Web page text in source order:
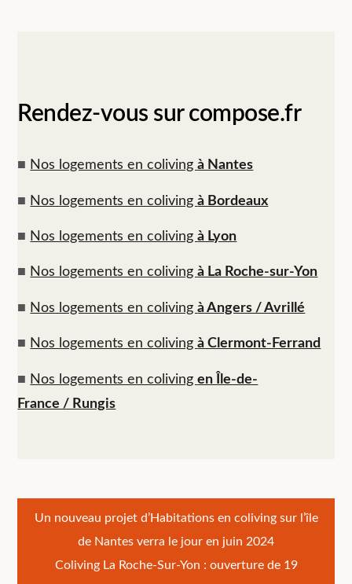
Rendez-vous sur compose.fr
■ Nos logements en colivingà Nantes
■ Nos logements en colivingà Bordeaux
■ Nos logements en colivingà Lyon
■ Nos logements en colivingà La Roche-sur-Yon
■ Nos logements en colivingà Angers / Avrillé
■ Nos logements en colivingà Clermont-Ferrand
■ Nos logements en colivingen Île-de-
France / Rungis
Navigation
de
Un nouveau projet d’Habitations en coliving sur l’île
de Nantes verra le jour en juin 2024
Coliving La Roche-Sur-Yon : ouverture de 19